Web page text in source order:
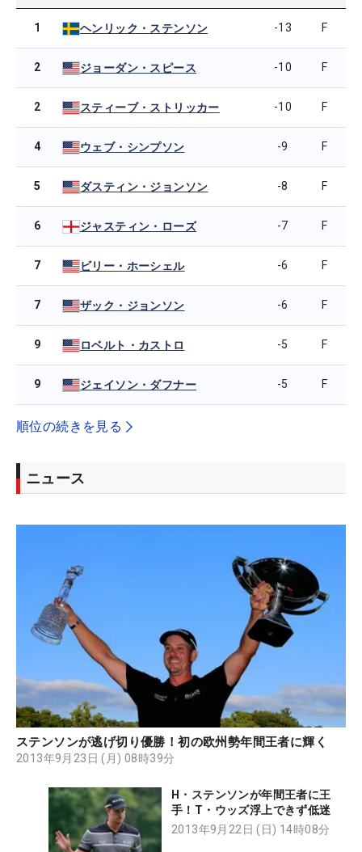
1 ヘンリック・ステンソン -13 F
2 ジョーダン・スピース -10 F
2 スティーブ・ストリッカー -10 F
4 ウェブ・シンプソン -9 F
5 ダスティン・ジョンソン -8 F
6 ジャスティン・ローズ -7 F
7 ビリー・ホーシェル -6 F
7 ザック・ジョンソン -6 F
9 ロベルト・カストロ -5 F
9 ジェイソン・ダフナー -5 F
順位の続きを見る
ニュース
ステンソンが逃げ切り優勝！初の欧州勢年間王者に輝く
2013年9月23日 (月) 08時39分
H・ステンソンが年間王者に王
手！T・ウッズ浮上できず低迷
2013年9月22日 (日) 14時08分